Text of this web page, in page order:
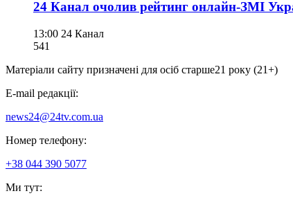
24 Канал очолив рейтинг онлайн-ЗМІ
13:00 24 Канал
541
Матеріали сайту призначені для осіб старше21 року (21+)
E-mail редакції:
news24@24tv.com.ua
Номер телефону:
+38 044 390 5077
Ми тут: